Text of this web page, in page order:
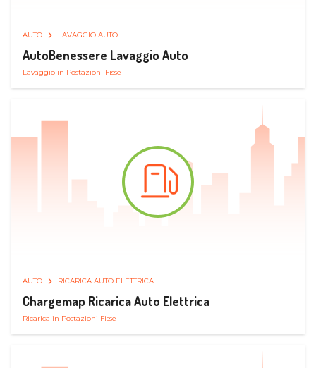
AUTO LAVAGGIO AUTO
AutoBenessere Lavaggio Auto
Lavaggio in Postazioni Fisse
AUTO RICARICA AUTO ELETTRICA
Chargemap Ricarica Auto Elettrica
Ricarica in Postazioni Fisse